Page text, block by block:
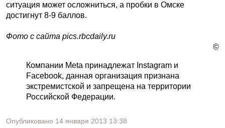
ситуация может осложниться, а пробки в Омске
достигнут 8-9 баллов.
Фото с сайта pics.rbcdaily.ru
©
Компании Meta принадлежат Instagram и
Facebook, данная организация признана
экстремистской и запрещена на территории
Российской Федерации.
Опубликовано 14 января 2013 13:38